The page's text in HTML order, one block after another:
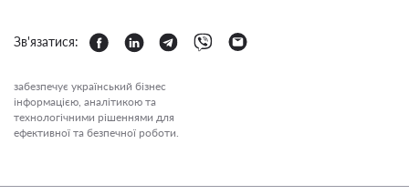
Зв'язатися:
забезпечує український бізнес
інформацією, аналітикою та
технологічними рішеннями для
ефективної та безпечної роботи.